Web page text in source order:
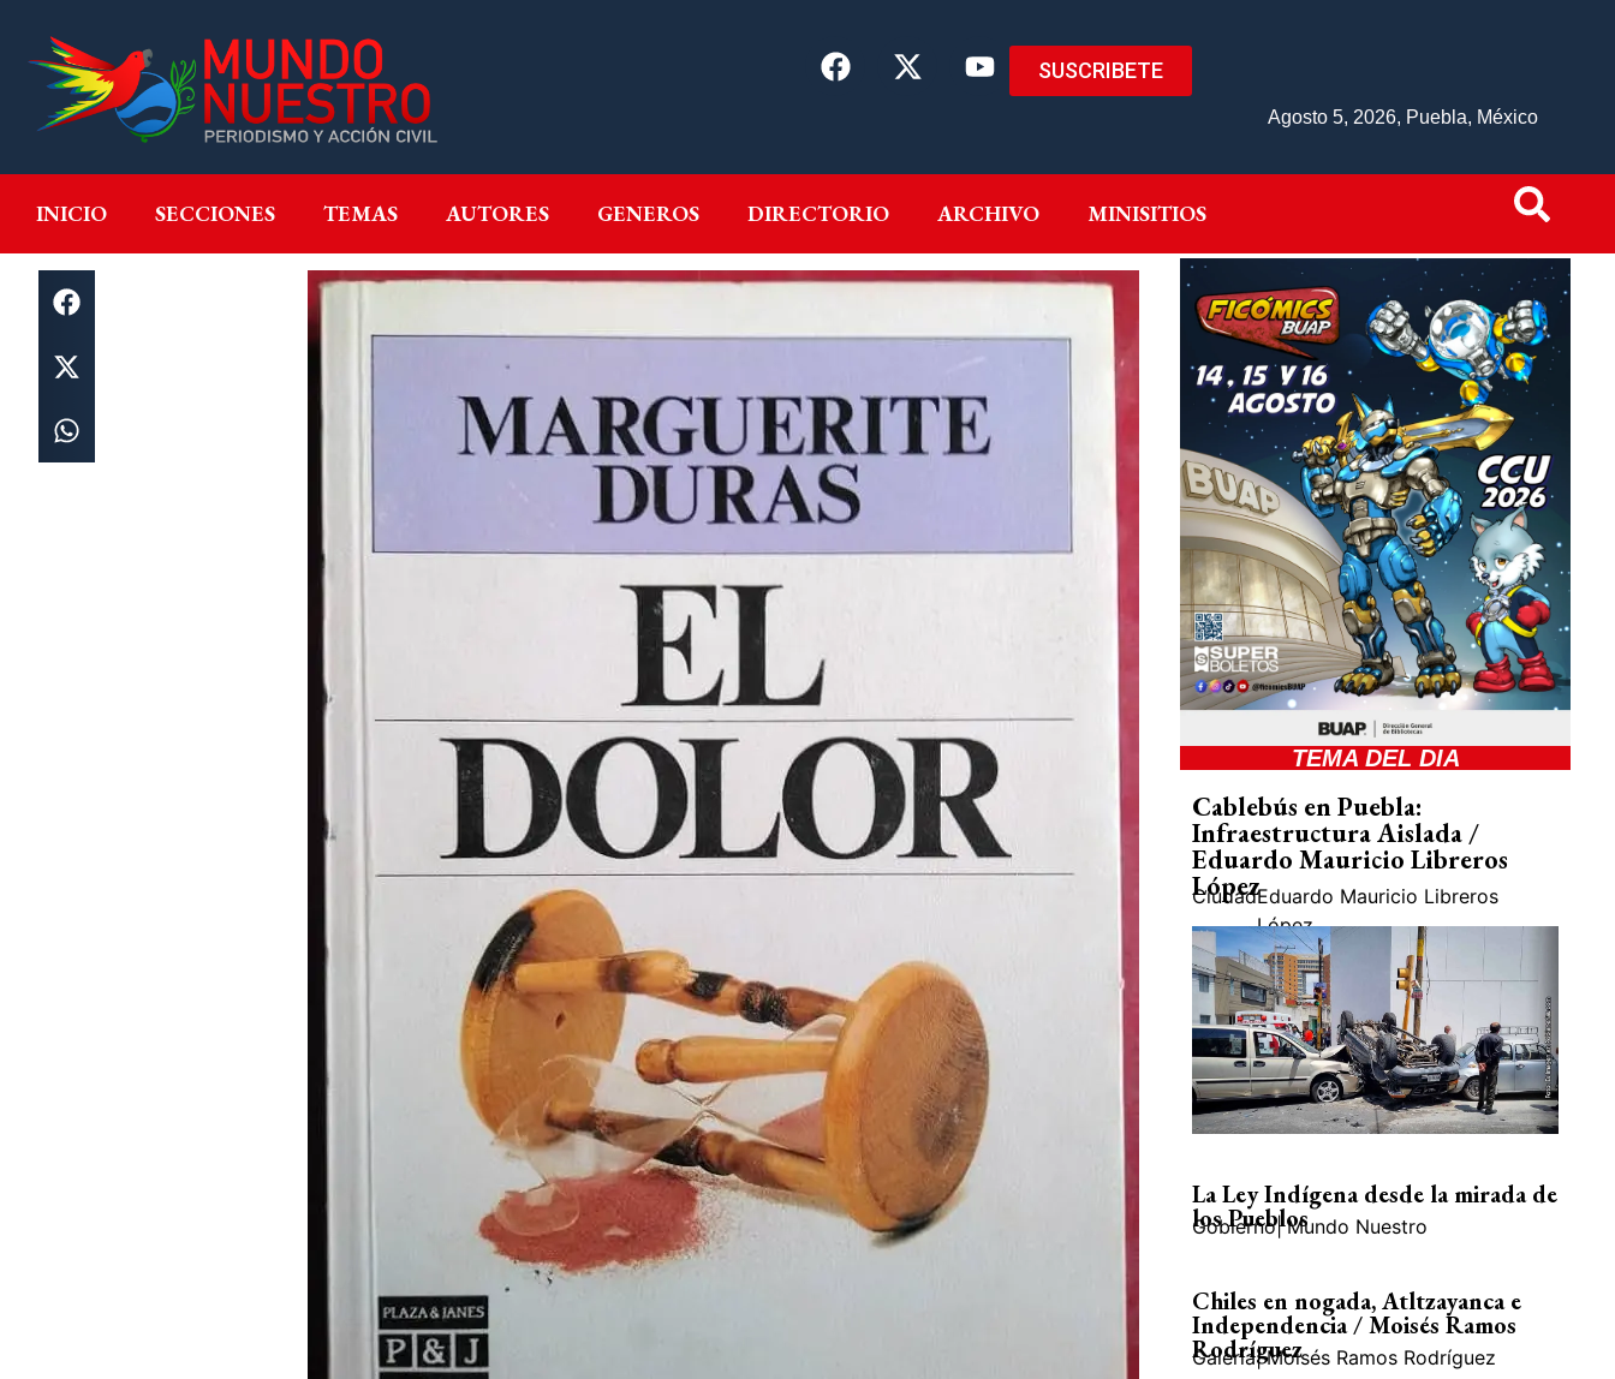
SUSCRIBETE
Agosto 5, 2026, Puebla, México
INICIO SECCIONES TEMAS AUTORES GENEROS DIRECTORIO ARCHIVO MINISITIOS
INICIO SECCIONES GENEROS DIRECTORIO ARCHIVO MINISITIOS
TEMA DEL DIA
Cablebús en Puebla:
Infraestructura Aislada /
Eduardo Mauricio Libreros
López
CiudadEduardo Mauricio Libreros
López
La Ley Indígena desde la mirada de
los Pueblos
Gobierno| Mundo Nuestro
Chiles en nogada, Atltzayanca e
Independencia / Moisés Ramos
Rodríguez
Galería| Moisés Ramos Rodríguez